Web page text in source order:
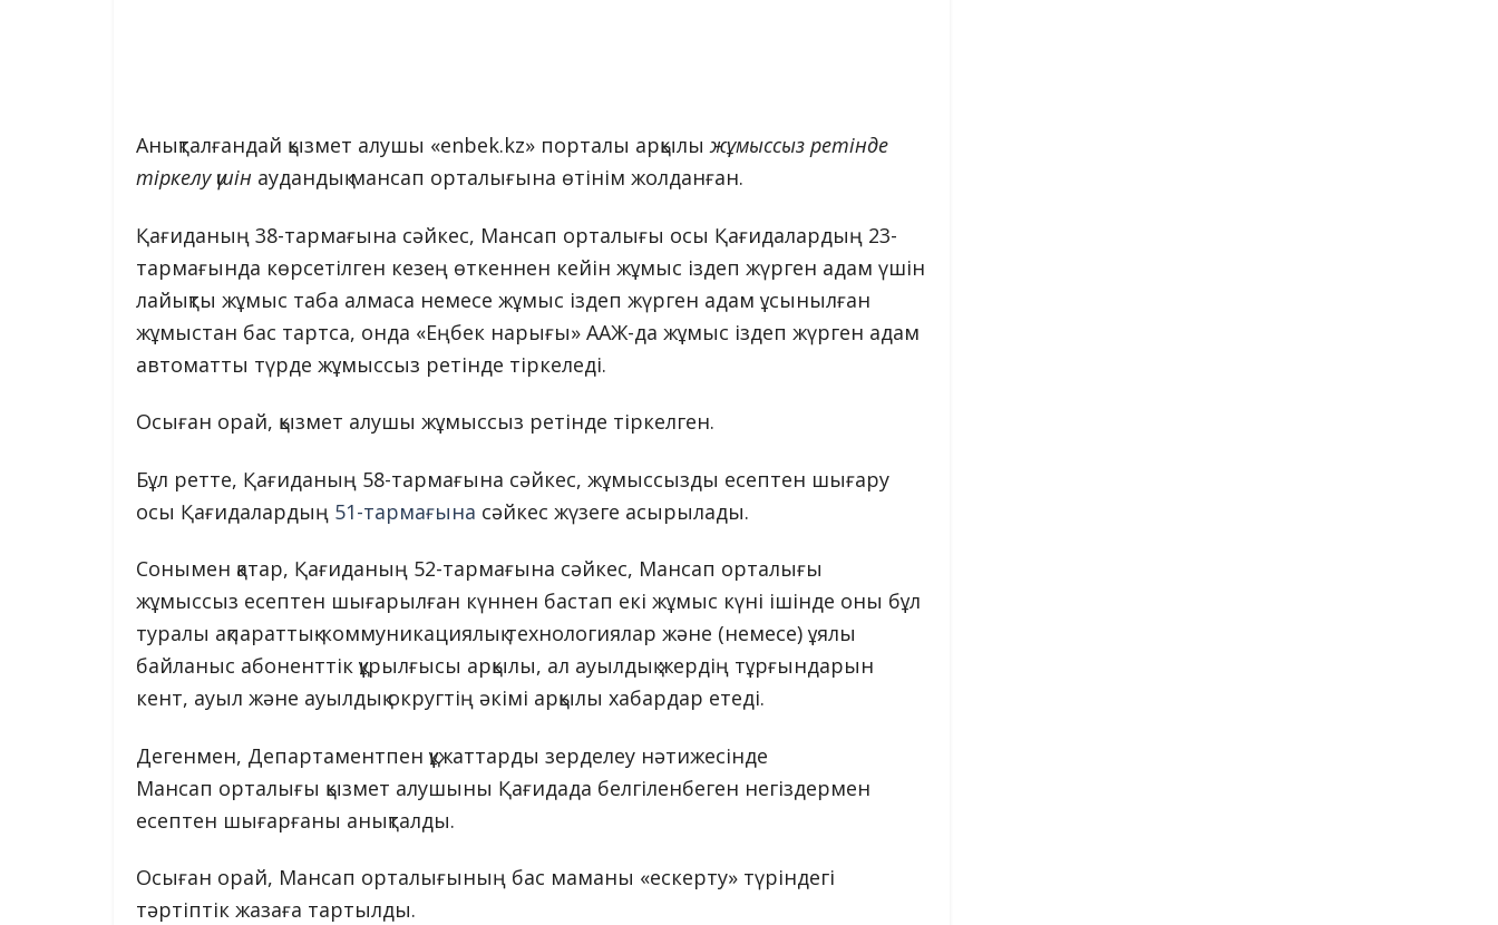
Анықталғандай қызмет алушы «enbek.kz» порталы арқылыжұмыссыз ретінде
тіркелу үшін аудандық мансап орталығына өтінім жолданған.
Қағиданың 38-тармағына сәйкес, Мансап орталығы осы Қағидалардың 23-
тармағында көрсетілген кезең өткеннен кейін жұмыс іздеп жүрген адам үшін
лайықты жұмыс таба алмаса немесе жұмыс іздеп жүрген адам ұсынылған
жұмыстан бас тартса, онда «Еңбек нарығы» ААЖ-да жұмыс іздеп жүрген адам
автоматты түрде жұмыссыз ретінде тіркеледі.
Осыған орай, қызмет алушы жұмыссыз ретінде тіркелген.
Бұл ретте, Қағиданың 58-тармағына сәйкес, жұмыссызды есептен шығару
осы Қағидалардың 51-тармағына сәйкес жүзеге асырылады.
Сонымен қатар, Қағиданың 52-тармағына сәйкес, Мансап орталығы
жұмыссыз есептен шығарылған күннен бастап екі жұмыс күні ішінде оны бұл
туралы ақпараттық-коммуникациялық технологиялар және (немесе) ұялы
байланыс абоненттік құрылғысы арқылы, ал ауылдық жердің тұрғындарын
кент, ауыл және ауылдық округтің әкімі арқылы хабардар етеді.
Дегенмен, Департаментпен құжаттарды зерделеу нәтижесінде
Мансап орталығы қызмет алушыны Қағидада белгіленбеген негіздермен
есептен шығарғаны анықталды.
Осыған орай, Мансап орталығының бас маманы «ескерту» түріндегі
тәртіптік жазаға тартылды.